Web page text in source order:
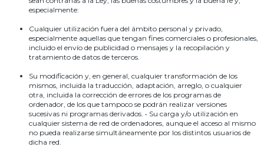
especialmente:
Cualquier utilización fuera del ámbito personal y privado,
especialmente aquellas que tengan fines comerciales o profesionales,
incluido el envío de publicidad o mensajes y la recopilación y
tratamiento de datos de terceros.
Su modificación y, en general, cualquier transformación de los
mismos, incluida la traducción, adaptación, arreglo, o cualquier
otra, incluida la corrección de errores de los programas de
ordenador, de los que tampoco se podrán realizar versiones
sucesivas ni programas derivados. • Su carga y/o utilización en
cualquier sistema de red de ordenadores, aunque el acceso al mismo
no pueda realizarse simultáneamente por los distintos usuarios de
dicha red.